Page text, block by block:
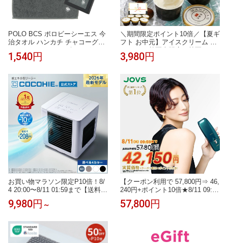
POLO BCS ポロビーシーエス 今
治タオル ハンカチ チャコーグレ
ー タオルハンカチ ギフトボック
ス入り 日本製 メンズ ブランド
フトラッピング対応 巾着袋 包装
紙 誕生日 お礼 お返し お祝い
1,540円
＼期間限定ポイント10倍／【夏ギ
フト お中元】アイスクリーム ジ
ェラート 甘栗専門店の甘栗ジェ
ラート入 創業99年の青果市場直
あまぐり ミルク いちご 抹茶 チ
ョコ クッキークリーム 6種6入 ア
イスギフト 即日配送
3,980円
お買い物マラソン限定P10倍！8/
4 20:00〜8/11 01:59まで【送料無
料】ここひえR82026年最新モデ
ル 正規品 ショップジャパン公式
冷風扇 冷風機 卓上クーラー
9,980円 ～
【クーポン利用で 57,800円⇒ 46,
240円+ポイント10倍★8/11 09:59
まで】脱毛器 光美容器 JOVS 公
式 Doraシリーズ Scroll HIPL IPL
全身 自宅ケア うぶ毛 ヒゲ 女性
男性 メンズ 男女兼用 ギフト
57,800円